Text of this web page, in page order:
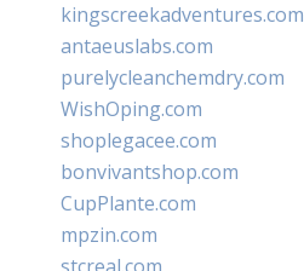
kingscreekadventures.com
antaeuslabs.com
purelycleanchemdry.com
WishOping.com
shoplegacee.com
bonvivantshop.com
CupPlante.com
mpzin.com